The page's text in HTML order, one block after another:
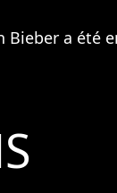
Bieber a été